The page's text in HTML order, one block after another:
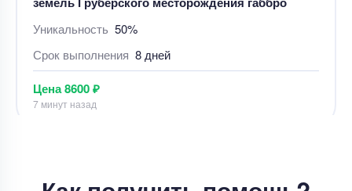
Цена8600 ₽
7 минут назад
Дипломная работа
Уникальность